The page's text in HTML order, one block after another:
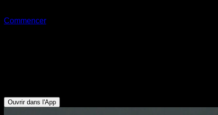
Commencer
Ouvrir dans l'App